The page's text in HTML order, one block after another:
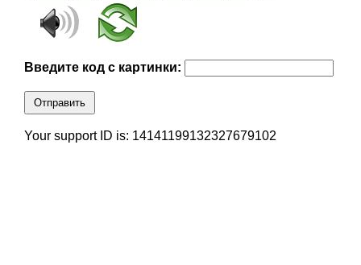
Введите код с картинки:
Отправить
Your support ID is: 14141199132327679102